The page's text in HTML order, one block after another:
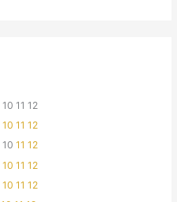
10 11 12
10 11 12
10 11 12
10 11 12
10 11 12